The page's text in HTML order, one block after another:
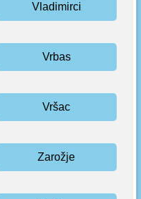
Vladimirci
Vrbas
Vršac
Zarožje